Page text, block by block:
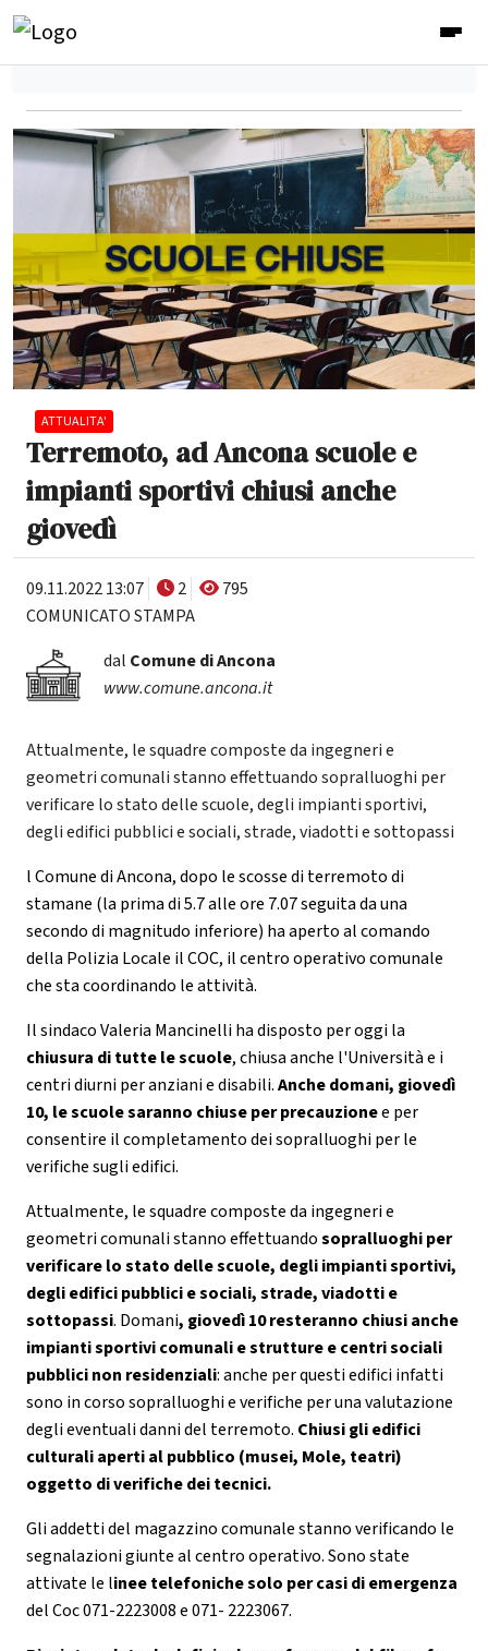
ATTUALITA'
Terremoto, ad Ancona scuole e
impianti sportivi chiusi anche
giovedì
09.11.2022 13:07 2
795
COMUNICATO STAMPA
dal Comune di Ancona
www.comune.ancona.it
Attualmente, le squadre composte da ingegneri e
geometri comunali stanno effettuando sopralluoghi per
verificare lo stato delle scuole, degli impianti sportivi,
degli edifici pubblici e sociali, strade, viadotti e sottopassi
l Comune di Ancona, dopo le scosse di terremoto di
stamane (la prima di 5.7 alle ore 7.07 seguita da una
secondo di magnitudo inferiore) ha aperto al comando
della Polizia Locale il COC, il centro operativo comunale
che sta coordinando le attività.
Il sindaco Valeria Mancinelli ha disposto per oggi la
chiusura di tutte le scuole, chiusa anche l'Università e i
centri diurni per anziani e disabili.Anche domani, giovedì
10, le scuole saranno chiuse per precauzionee per
consentire il completamento dei sopralluoghi per le
verifiche sugli edifici.
Attualmente, le squadre composte da ingegneri e
geometri comunali stanno effettuandosopralluoghi per
verificare lo stato delle scuole, degli impianti sportivi,
degli edifici pubblici e sociali, strade, viadotti e
sottopassi. Domani, giovedì 10 resteranno chiusi anche
impianti sportivi comunali e strutture e centri sociali
pubblici non residenziali: anche per questi edifici infatti
sono in corso sopralluoghi e verifiche per una valutazione
degli eventuali danni del terremoto. Chiusi gli edifici
culturali aperti al pubblico (musei, Mole, teatri)
oggetto di verifiche dei tecnici.
Gli addetti del magazzino comunale stanno verificando le
segnalazioni giunte al centro operativo. Sono state
attivate le linee telefoniche solo per casi di emergenza
del Coc 071-2223008 e 071- 2223067.